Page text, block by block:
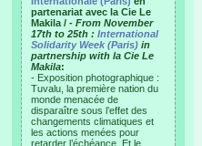
partenariat avec la Cie Le
Makila / - From November
17th to 25th : International
Solidarity Week (Paris) in
partnership with la Cie Le
Makila:
- Exposition photographique :
Tuvalu, la première nation du
monde menacée de
disparaître sous l’effet des
changements climatiques et
les actions menées pour
retarder l’échéance. Et le